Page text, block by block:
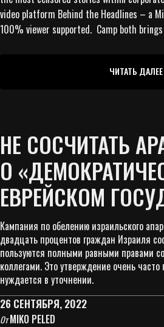
video platform Behind the Headlines – a
100% viewer supported. Camp both
ЧИТАТЬ ДАЛЕЕ
НЕ СОСЧИТАТЬ
О
ЕВРЕЙСКОМ
Кампания по обелению израильского
двадцать процентов граждан Израиля
пользуются полными равными правами
коллегами. Это утверждение очень
нуждается в уточнении.
26 СЕНТЯБРЯ, 2022
ОтMIKO PELED